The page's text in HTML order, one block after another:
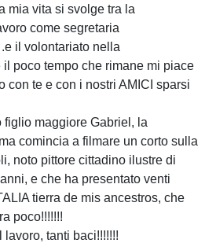
mia vita si svolge tra la
come segretaria
il volontariato nella
poco tempo che rimane mi piace
con te e con i nostri AMICI sparsi
figlio maggiore Gabriel, la
comincia a filmare un corto sulla
noto pittore cittadino ilustre di
e che ha presentato venti
tierra de mis ancestros, che
poco!!!!!!!
tanti baci!!!!!!!